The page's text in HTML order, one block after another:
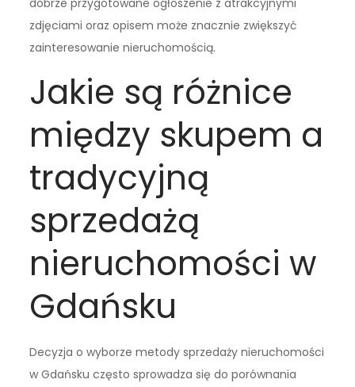
zdjęciami oraz opisem może znacznie zwiększyć
zainteresowanie nieruchomością.
Jakie są różnice
między skupem a
tradycyjną
sprzedażą
nieruchomości w
Gdańsku
Decyzja o wyborze metody sprzedaży nieruchomości
w Gdańsku często sprowadza się do porównania